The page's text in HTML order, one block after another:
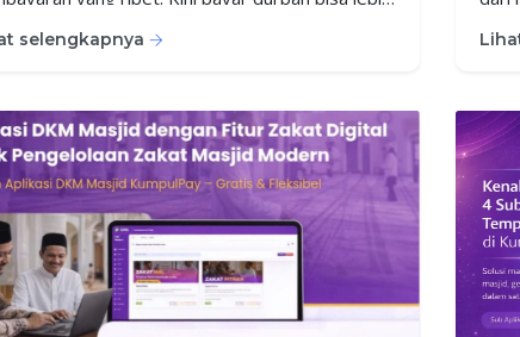
dan praktis dengan sistem digital yang
selengkapnya